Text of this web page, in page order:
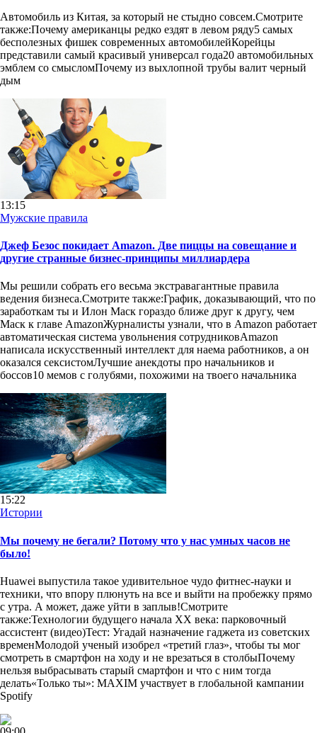
Автомобиль из Китая, за который не стыдно совсем.Смотрите
также:Почему американцы редко ездят в левом ряду5 самых
бесполезных фишек современных автомобилейКорейцы
представили самый красивый универсал года20 автомобильных
эмблем со смысломПочему из выхлопной трубы валит черный
дым
13:15
Мужские правила
Джеф Безос покидает Amazon. Две пиццы на совещание и
другие странные бизнес-принципы миллиардера
Мы решили собрать его весьма экстравагантные правила
ведения бизнеса.Смотрите также:График, доказывающий, что по
заработкам ты и Илон Маск гораздо ближе друг к другу, чем
Маск к главе AmazonЖурналисты узнали, что в Amazon работает
автоматическая система увольнения сотрудниковAmazon
написала искусственный интеллект для наема работников, а он
оказался сексистомЛучшие анекдоты про начальников и
боссов10 мемов с голубями, похожими на твоего начальника
15:22
Истории
Мы почему не бегали? Потому что у нас умных часов не
было!
Huawei выпустила такое удивительное чудо фитнес-науки и
техники, что впору плюнуть на все и выйти на пробежку прямо
с утра. А может, даже уйти в заплыв!Смотрите
также:Технологии будущего начала XX века: парковочный
ассистент (видео)Тест: Угадай назначение гаджета из советских
временМолодой ученый изобрел «третий глаз», чтобы ты мог
смотреть в смартфон на ходу и не врезаться в столбыПочему
нельзя выбрасывать старый смартфон и что с ним тогда
делать«Только ты»: MAXIM участвует в глобальной кампании
Spotify